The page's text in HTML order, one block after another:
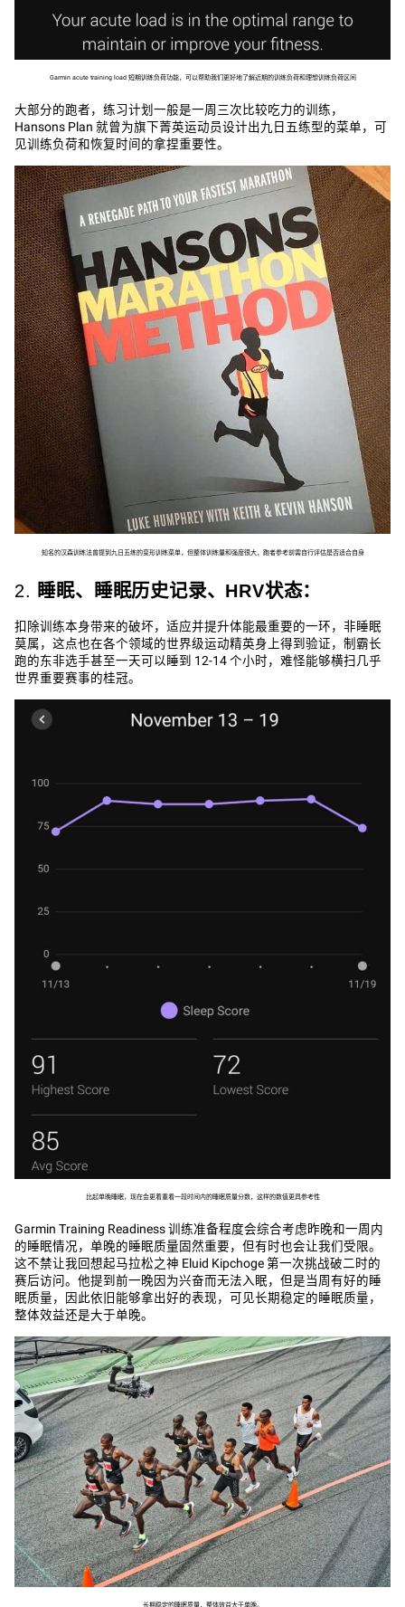
Garmin acute training load 短期训练负荷功能，可以帮助我们更好地了解近期的训练负荷和理想训练负荷区间
大部分的跑者，练习计划一般是一周三次比较吃力的训练，
Hansons Plan 就曾为旗下菁英运动员设计出九日五练型的菜单，可
见训练负荷和恢复时间的拿捏重要性。
知名的汉森训练法曾提到九日五练的变形训练菜单，但整体训练量和强度很大，跑者参考前需自行评估是否适合自身
2. 睡眠、睡眠历史记录、HRV状态：
扣除训练本身带来的破坏，适应并提升体能最重要的一环，非睡眠
莫属，这点也在各个领域的世界级运动精英身上得到验证，制霸长
跑的东非选手甚至一天可以睡到 12-14 个小时，难怪能够横扫几乎
世界重要赛事的桂冠。
比起单晚睡眠，现在会更着重看一段时间内的睡眠质量分数，这样的数值更具参考性
Garmin Training Readiness 训练准备程度会综合考虑昨晚和一周内
的睡眠情况，单晚的睡眠质量固然重要，但有时也会让我们受限。
这不禁让我回想起马拉松之神 Eluid Kipchoge 第一次挑战破二时的
赛后访问。他提到前一晚因为兴奋而无法入眠，但是当周有好的睡
眠质量，因此依旧能够拿出好的表现，可见长期稳定的睡眠质量，
整体效益还是大于单晚。
长期稳定的睡眠质量，整体效益大于单晚。